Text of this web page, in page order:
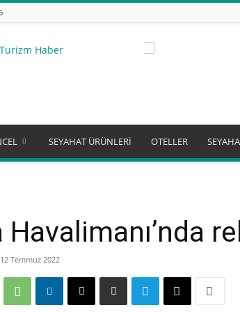
Turizm
SEYAHAT ÜRÜNLERİ OTELLER
12 Temmuz 2022